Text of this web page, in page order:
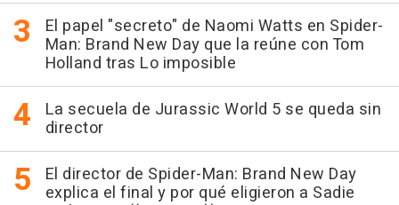
El papel "secreto" de Naomi Watts en Spider-
Man: Brand New Day que la reúne con Tom
Holland tras Lo imposible
La secuela de Jurassic World 5 se queda sin
director
El director de Spider-Man: Brand New Day
explica el final y por qué eligieron a Sadie